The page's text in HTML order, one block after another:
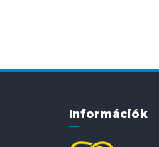
Információk